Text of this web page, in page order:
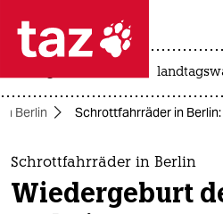
 taz zahl ich
taz zahl ich
themen
politik
Berlin Schrottfahrräder in
Schrottfahrräder in Berlin
Wiedergeburt